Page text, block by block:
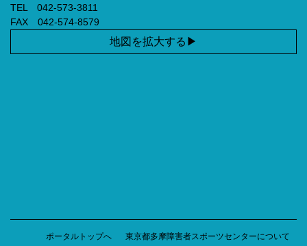
TEL 042-573-3811
FAX 042-574-8579
地図を拡大する
ポータルトップへ 東京都多摩障害者スポーツセンターについて